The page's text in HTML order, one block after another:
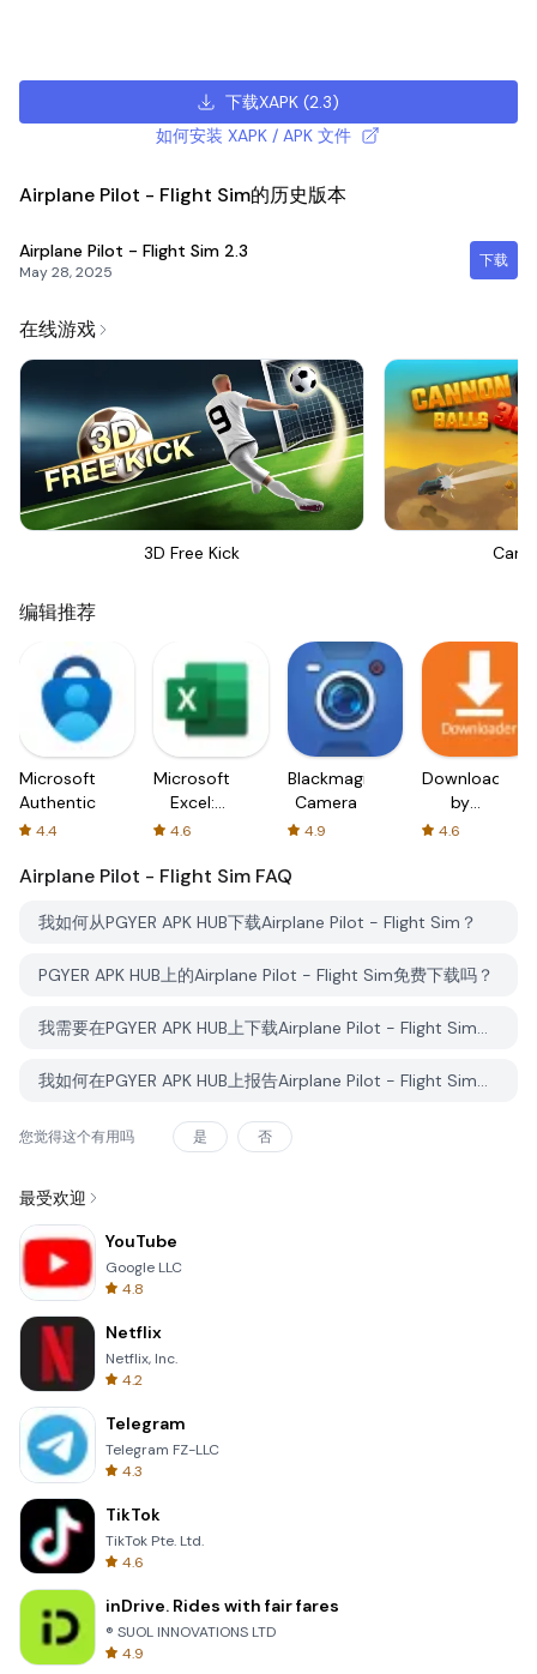
下载XAPK (2.3)
如何安装 XAPK / APK 文件
Airplane Pilot - Flight Sim的历史版本
Airplane Pilot - Flight Sim 2.3
May 28, 2025
下载
在线游戏
3D Free Kick
编辑推荐
Microsoft
Authenticator
4.4
Microsoft
Excel:
Spreadsheets
4.6
Blackmagic
Camera
4.9
Downloader
by
AFTVnews
4.6
Airplane Pilot - Flight Sim FAQ
我如何从PGYER APK HUB下载Airplane Pilot - Flight Sim？
PGYER APK HUB上的Airplane Pilot - Flight Sim免费下载吗？
我需要在PGYER APK HUB上下载Airplane Pilot - Flight Sim时需要账户吗？
我如何在PGYER APK HUB上报告Airplane Pilot - Flight Sim的问题？
您觉得这个有用吗 是 否
最受欢迎
YouTube
Google LLC
4.8
Netflix
Netflix, Inc.
4.2
Telegram
Telegram FZ-LLC
4.3
TikTok
TikTok Pte. Ltd.
4.6
inDrive. Rides with fair fares
® SUOL INNOVATIONS LTD
4.9